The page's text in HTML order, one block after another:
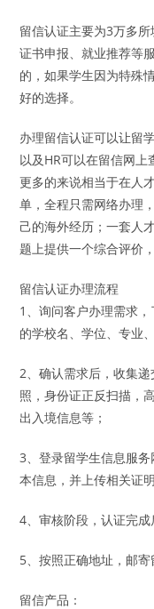
留信认证主要为3万多
证书申报、就业推荐等
的，如果学生因为特殊
好的选择。
办理留信认证可以让留
以及HR可以在留信网上
更多的来说相当于在人
单，全程只需网络办理
己的海外经历；一套人
题上提供一个综合评价
留信认证办理流程
1、询问客户办理需求
的学校名、学位、专业
2、确认需求后，收集
照，身份证正反扫描，
出入境信息等；
3、登录留学生信息服
本信息，并上传相关证
4、审核阶段，认证完
5、按照正确地址，邮寄
留信产品：